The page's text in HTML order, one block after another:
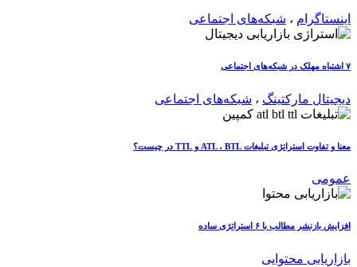
اینستاگرام ، شبکه‌های اجتماعی
۷ اشتباه مهلک در شبکه‌های اجتماعی
دیجیتال مارکتینگ ، شبکه‌های اجتماعی
معنا و تفاوت استراتژی تبلیغات ATL ، BTL و TTL در چیست؟
عمومی
افزایش بازنشر مطالب با ۶ استراتژی ساده
بازاریابی محتوایی